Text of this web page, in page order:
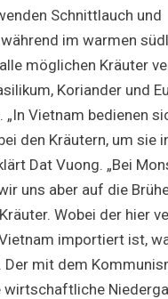
Schnittlauch und
im warmen
möglichen Kräuter
Koriander und
„In Vietnam bedienen
den Kräutern, um sie
Dat Vuong. „Bei
uns aber auf die
Wobei der hier
importiert ist,
Der mit dem
wirtschaftliche